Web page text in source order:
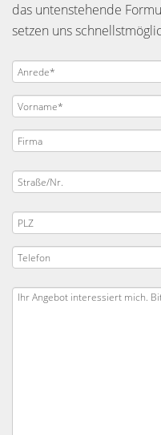
das untenstehende
setzen uns